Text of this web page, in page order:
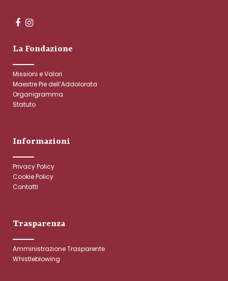
La Fondazione
Missioni e Valori
Maestre Pie dell’Addolorata
Organigramma
Statuto
Informazioni
Privacy Policy
Cookie Policy
Contatti
Trasparenza
Amministrazione Trasparente
Whistleblowing